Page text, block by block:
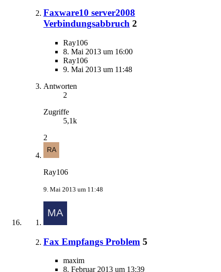
Faxware10 server2008
Verbindungsabbruch 2
Ray106
8. Mai 2013 um 16:00
Ray106
9. Mai 2013 um 11:48
Antworten
2
Zugriffe
5,1k
2
Ray106
9. Mai 2013 um 11:48
Fax Empfangs Problem 5
maxim
8. Februar 2013 um 13:39